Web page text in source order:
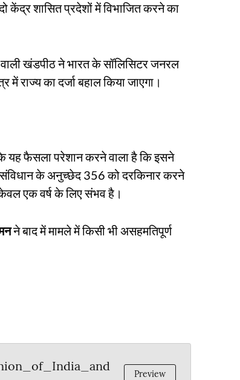
केंद्र शासित प्रदेशों में विभाजित करने का
खंडपीठ ने भारत के सॉलिसिटर जनरल
में राज्य का दर्जा बहाल किया जाएगा।
यह फैसला परेशान करने वाला है कि इसने
के अनुच्छेद 356 को दरकिनार करने
एक वर्ष के लिए संभव है।
ने बाद में मामले में किसी भी असहमतिपूर्ण
Preview